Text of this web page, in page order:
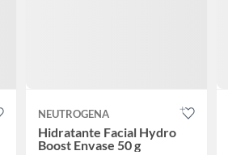
NEUTROGENA
Hidratante Facial Hydro
Boost Envase 50 g